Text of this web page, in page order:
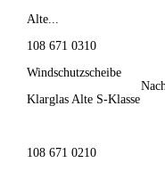
Alte...
108 671 0310
Windschutzscheibe
Klarglas Alte S-Klasse
108 671 0210